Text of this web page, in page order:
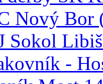
Nový Bor
Sokol
-